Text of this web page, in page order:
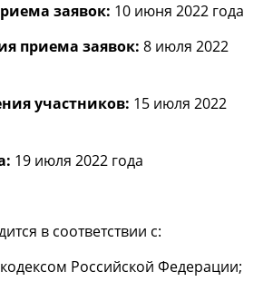
заявок: 10 июня 2022 года
приема заявок: 8 июля 2022
участников: 15 июля 2022
19 июля 2022 года
в соответствии с:
Российской Федерации;